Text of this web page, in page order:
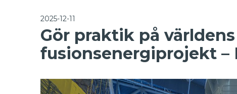
2025-12-11
Gör praktik på
fusionsenergiprojekt –